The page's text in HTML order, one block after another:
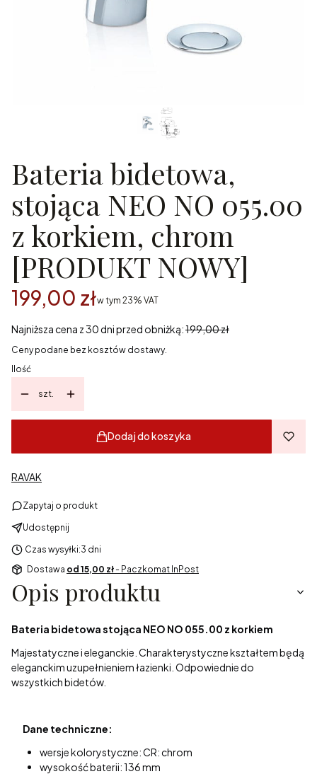
Bateria bidetowa,
stojąca NEO NO 055.00
z korkiem, chrom
[PRODUKT NOWY]
199,00 złw tym 23% VAT
w tym 23% VAT
Najniższa cena z 30 dni przed obniżką:199,00 zł
Ceny podane bez kosztów dostawy.
Ilość
szt.
Dodaj do koszyka
RAVAK
Zapytaj o produkt
Udostępnij
Czas wysyłki:3 dni
Dostawa od 15,00 zł- Paczkomat InPost
Opis produktu
Bateria bidetowa stojąca NEO NO 055.00 z korkiem
Majestatyczne i eleganckie. Charakterystyczne kształtem będą
eleganckim uzupełnieniem łazienki. Odpowiednie do
wszystkich bidetów.
Dane techniczne:
wersje kolorystyczne: CR: chrom
wysokość baterii: 136 mm